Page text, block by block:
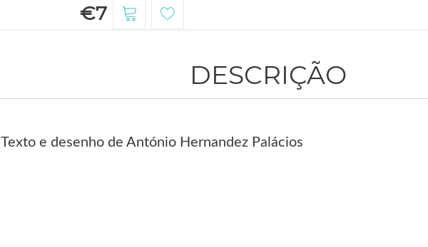
€7
DESCRIÇÃO
Texto e desenho de António Hernandez Palácios